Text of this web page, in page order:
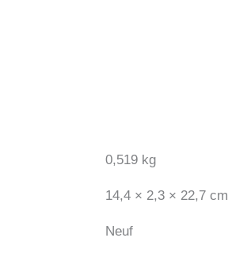
0,519 kg
14,4 × 2,3 × 22,7 cm
Neuf